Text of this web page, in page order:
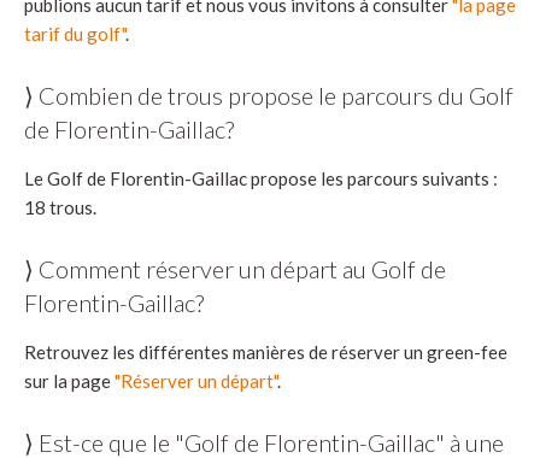
publions aucun tarif et nous vous invitons à consulter"la page
tarif du golf".
⟩ Combien de trous propose le parcours du Golf
de Florentin-Gaillac?
Le Golf de Florentin-Gaillac propose les parcours suivants :
18 trous.
⟩ Comment réserver un départ au Golf de
Florentin-Gaillac?
Retrouvez les différentes manières de réserver un green-fee
sur la page"Réserver un départ".
⟩ Est-ce que le "Golf de Florentin-Gaillac" à une